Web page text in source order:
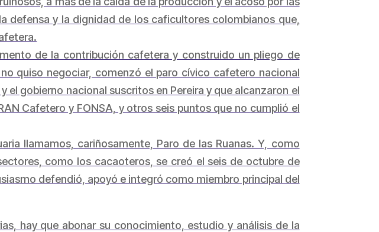
defensa y la dignidad de los caficultores colombianos que,
de la contribución cafetera y construido un pliego de
quiso negociar, comenzó el paro cívico cafetero nacional
gobierno nacional suscritos en Pereira y que alcanzaron el
Cafetero y FONSA, y otros seis puntos que no cumplió el
llamamos, cariñosamente, Paro de las Ruanas. Y, como
como los cacaoteros, se creó el seis de octubre de
defendió, apoyó e integró como miembro principal del
hay que abonar su conocimiento, estudio y análisis de la